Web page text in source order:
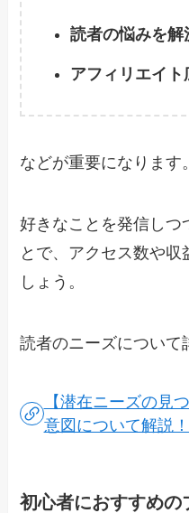
読者の悩みを解
アフィリエイ
などが重要になります。
好きなことを発信しつ
とで、アクセス数や
しょう。
読者のニーズについて
【潜在ニーズの見
意図について解説！
初心者におすすめの